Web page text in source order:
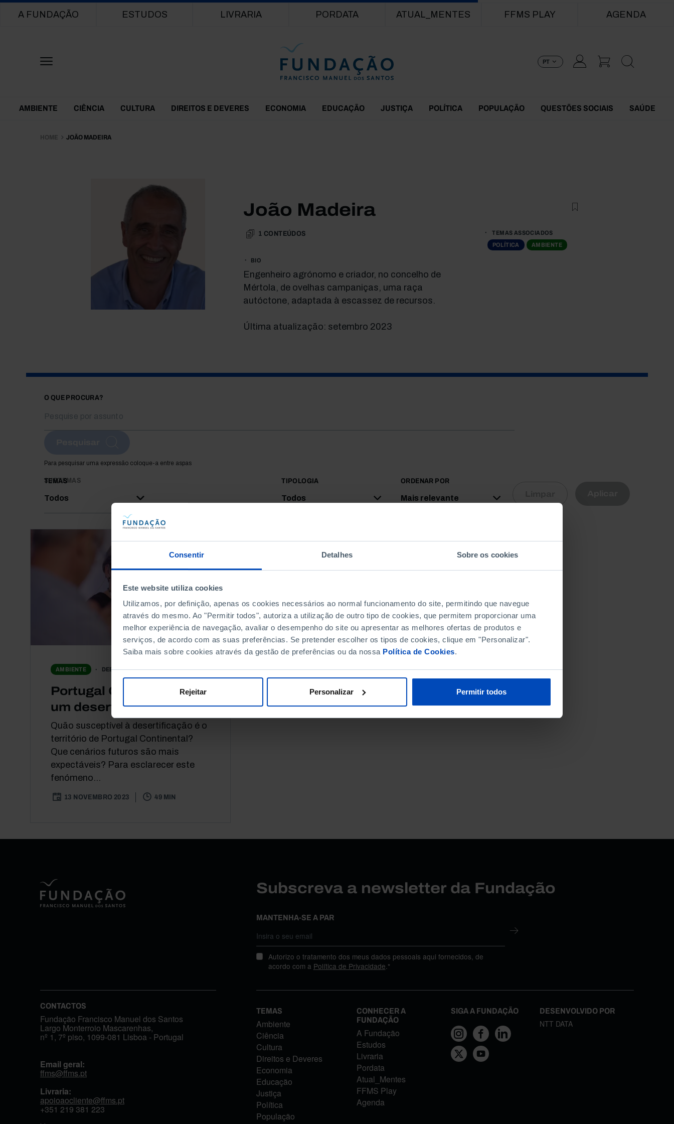
Consentir Detalhes Sobre os cookies
Este website utiliza cookies
Utilizamos, por definição, apenas os cookies necessários ao normal funcionamento do site, permitindo que navegue
através do mesmo. Ao "Permitir todos", autoriza a utilização de outro tipo de cookies, que permitem proporcionar uma
melhor experiência de navegação, avaliar o desempenho do site ou apresentar as melhores ofertas de produtos e
serviços, de acordo com as suas preferências. Se pretender escolher os tipos de cookies, clique em "Personalizar".
Saiba mais sobre cookies através da gestão de preferências ou da nossa Política de Cookies.
Rejeitar Personalizar Permitir todos
Main navigation
A FUNDAÇÃO ESTUDOS LIVRARIA PORDATA ATUAL_MENTES FFMS PLAY AGENDA
PT
Themes Menu
AMBIENTE CIÊNCIA CULTURA DIREITOS E DEVERES ECONOMIA EDUCAÇÃO JUSTIÇA POLÍTICA POPULAÇÃO QUESTÕES SOCIAIS SAÚDE
HOME JOÃO MADEIRA
João Madeira
1 CONTEÚDOS
BIO
Engenheiro agrónomo e criador, no concelho de
Mértola, de ovelhas campaniças, uma raça
autóctone, adaptada à escassez de recursos.
Última atualização: setembro 2023
TEMAS ASSOCIADOS
POLÍTICA
AMBIENTE
O QUE PROCURA?
Para pesquisar uma expressão coloque-a entre aspas
TEMAS
Todos
SUBTEMAS TIPOLOGIA
Todos
ORDENAR POR
Mais relevante
AMBIENTE DEBATE
Portugal Continental:
um deserto inevitável?
Quão susceptível à desertificação é o
território de Portugal Continental?
Que cenários futuros são mais
expectáveis? Para esclarecer este
fenómeno...
13 NOVEMBRO 2023 49 MIN
Subscreva a newsletter da Fundação
MANTENHA-SE A PAR
Autorizo o tratamento dos meus dados pessoais aqui fornecidos, de
acordo com a Política de Privacidade .*
CONTACTOS
Fundação Francisco Manuel dos Santos
Largo Monterroio Mascarenhas,
nº 1, 7º piso, 1099-081 Lisboa - Portugal
Email geral:
ffms@ffms.pt
Livraria:
apoioaocliente@ffms.pt
+351 219 381 223
TEMAS
Ambiente
Ciência
Cultura
Direitos e Deveres
Economia
Educação
Justiça
Política
População
CONHECER A
FUNDAÇÃO
A Fundação
Estudos
Livraria
Pordata
Atual_Mentes
FFMS Play
Agenda
SIGA A FUNDAÇÃO DESENVOLVIDO POR
NTT DATA